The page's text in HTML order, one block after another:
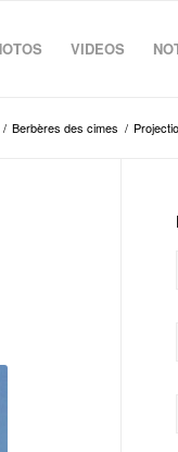
VIDEOS
/ Berbères des cimes /